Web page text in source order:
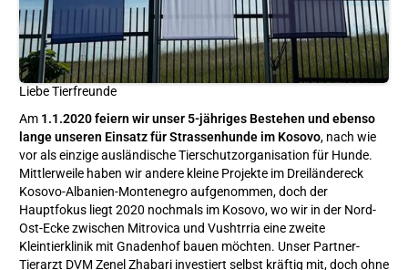
Liebe Tierfreunde
Am 1.1.2020 feiern wir unser 5-jähriges Bestehen und ebenso
lange unseren Einsatz für Strassenhunde im Kosovo, nach wie
vor als einzige ausländische Tierschutzorganisation für Hunde.
Mittlerweile haben wir andere kleine Projekte im Dreiländereck
Kosovo-Albanien-Montenegro aufgenommen, doch der
Hauptfokus liegt 2020 nochmals im Kosovo, wo wir in der Nord-
Ost-Ecke zwischen Mitrovica und Vushtrria eine zweite
Kleintierklinik mit Gnadenhof bauen möchten. Unser Partner-
Tierarzt DVM Zenel Zhabari investiert selbst kräftig mit, doch ohne